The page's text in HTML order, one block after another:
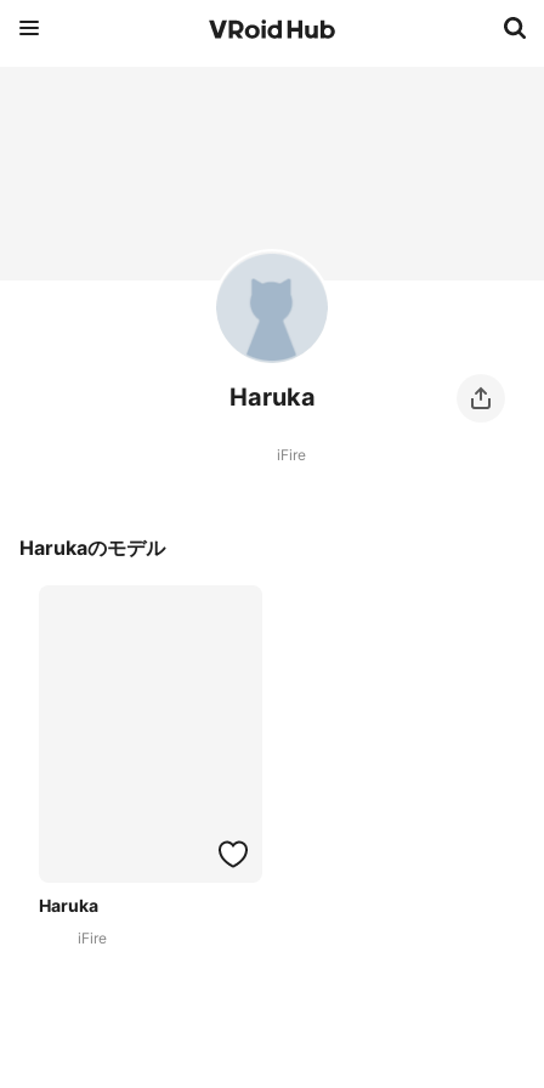
Haruka
iFire
Harukaのモデル
Haruka
iFire